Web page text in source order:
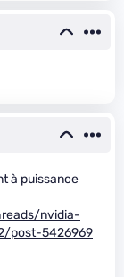
à puissance
nvidia-
post-5426969